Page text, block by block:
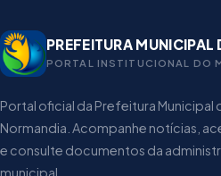
PREFEITURA
PORTAL INSTITUCIONAL DO
Portal oficial da Prefeitura Municipal
Normandia. Acompanhe notícias,
e consulte documentos da
municipal.